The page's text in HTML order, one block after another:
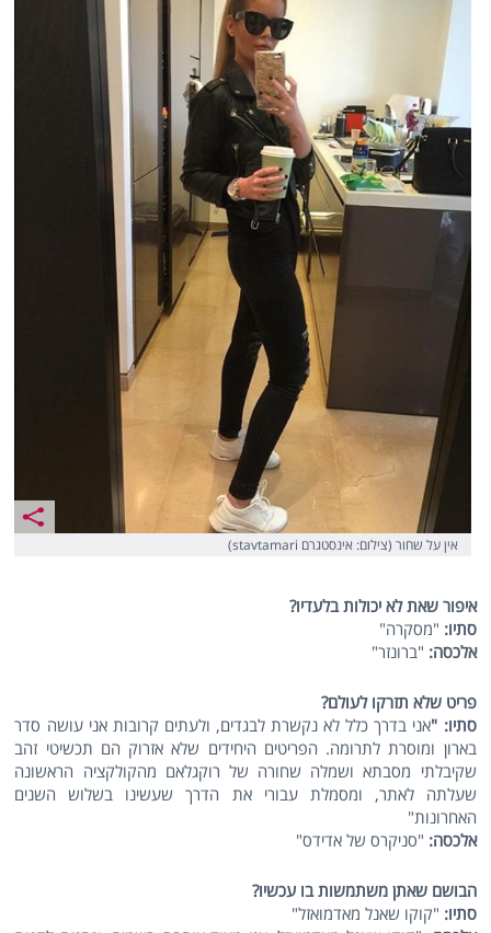
אין על שחור (צילום: אינסטגרם stavtamari)
איפור שאת לא יכולות בלעדיו?
סתיו: "מסקרה"
אלכסה: "ברונזר"
פריט שלא תזרקו לעולם?
סתיו: "אני בדרך כלל לא נקשרת לבגדים, ולעתים קרובות אני עושה סדר
בארון ומוסרת לתרומה. הפריטים היחידים שלא אזרוק הם תכשיטי זהב
שקיבלתי מסבתא ושמלה שחורה של רוקגלאם מהקולקציה הראשונה
שעלתה לאתר, ומסמלת עבורי את הדרך שעשינו בשלוש השנים
האחרונות"
אלכסה: "סניקרס של אדידס"
הבושם שאתן משתמשות בו עכשיו?
סתיו: "קוקו שאנל מאדמואזל"